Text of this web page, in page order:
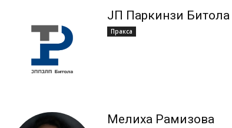
ЈП Паркинзи Битола
Пракса
Мелиха Рамизова